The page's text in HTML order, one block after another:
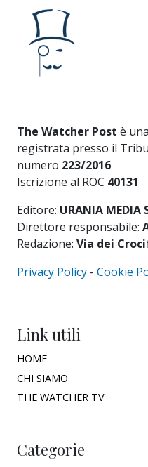
The Watcher Post è
registrata presso il
numero 223/2016
Iscrizione al ROC 40131
Editore: URANIA MEDIA
Direttore responsabile:
Redazione: Via dei
Privacy Policy - Cookie
Link utili
HOME
CHI SIAMO
THE WATCHER TV
Categorie